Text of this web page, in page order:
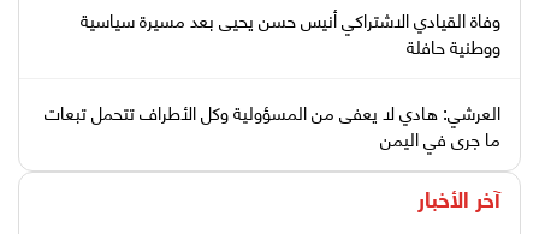
وفاة القيادي الاشتراكي أنيس حسن يحيى بعد مسيرة سياسية
ووطنية حافلة
العرشي: هادي لا يعفى من المسؤولية وكل الأطراف تتحمل تبعات
ما جرى في اليمن
آخر الأخبار